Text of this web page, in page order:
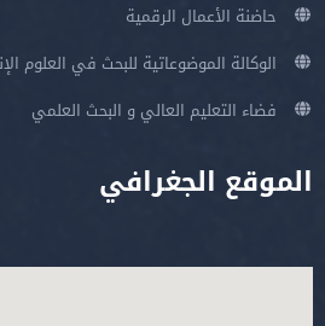
حاضنة الأعمال الرقمية
الوكالة الموضوعاتية للبحث في العلوم
فضاء التعليم العالي و البحث العلمي
الموقع الجغرافي